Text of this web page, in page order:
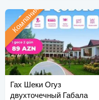
Гах Шеки Огуз
двухточечный Габала
Компания